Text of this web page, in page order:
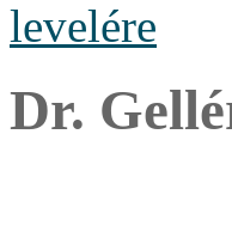
levelére
Dr.